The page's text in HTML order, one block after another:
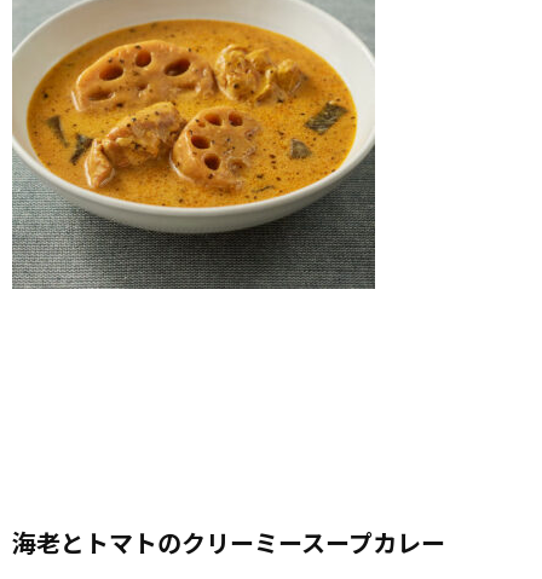
海老とトマトのクリーミースープカレー